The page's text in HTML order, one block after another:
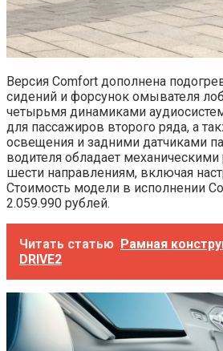
Версия Comfort дополнена
сидений и форсунок омывателя
четырьмя динамиками
для пассажиров второго ряда, а
освещения и задними датчиками
водителя обладает
шести направлениям, включая
Стоимость модели в исполнении
2.059.990 рублей.
Читать статью Рамная
DRIVE2